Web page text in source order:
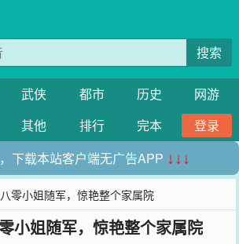
搜索
武侠 都市 历史
网游
其他 排行 完本
登录
下载本站客户端无广告APP ↓↓↓
零小姐随军，惊艳整个家属院
小姐随军，惊艳整个家属院